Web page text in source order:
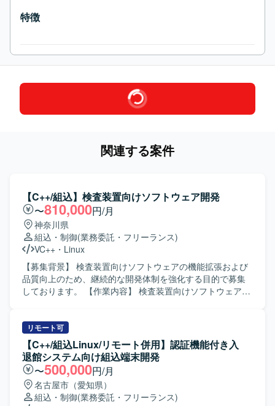
特徴
関連する案件
【C++/組込】検査装置向けソフトウェア開発
〜810,000円/月
神奈川県
組込・制御(業務委託・フリーランス)
VC++ ・ Linux
【募集背景】 検査装置向けソフトウェアの機能拡張および
品質向上のため、継続的な開発体制を強化する目的で募集
しております。 【作業内容】 検査装置向けソフトウェアの
ラなどハードウェアとの連携や制御を行う機能の開発を進
めていただきます。 【求める人物像】 主体的に課題を発見
し行動できる方、周囲と円滑にコミュニケーションを取り
ながら開発を進められる方を求めております。 【ポジショ
ンの魅力】 検査装置という専門性の高い領域で、組込開発
スキルやマルチスレッドプログラミング、画像処理関連の
技術などを実務を通じて習得・強化していただけます。上
リモート可
【C++/組込Linux/リモート併用】認証機能付き入
退館システム向け組込端末開発
〜500,000円/月
名古屋市（愛知県）
組込・制御(業務委託・フリーランス)